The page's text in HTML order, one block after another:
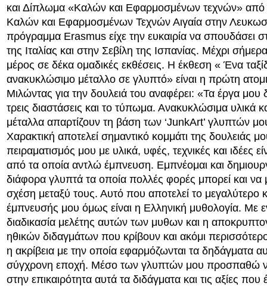
και Δίπλωμα «Καλών και Εφαρμοσμένων τεχνών» από
Καλών και Εφαρμοσμένων Τεχνών Αιγαία στην
πρόγραμμα Erasmus είχε την ευκαιρία να σπουδάσει
της Ιταλίας και στην Σεβίλη της Ισπανίας. Μέχρι σήμερα
μέρος σε δέκα ομαδικές εκθέσεις. Η έκθεση « Ένα
ανακυκλώσιμο μέταλλο σε γλυπτό» είναι η πρώτη
Μιλώντας για την δουλειά του αναφέρει: «Τα έργα μου
τρεις διαστάσεις και το τύπωμα. Ανακυκλώσιμα υλικά
μέταλλα απαρτίζουν τη βάση των ‘JunkArt’ γλυπτών
Χαρακτική αποτελεί σημαντικό κομμάτι της δουλειάς
πειραματισμός μου με υλικά, υφές, τεχνικές και ιδέες
από τα οποία αντλώ έμπνευση. Εμπνέομαι και
διάφορα γλυπτά τα οποία πολλές φορές μπορεί και να
σχέση μεταξύ τους. Αυτό που αποτελεί το μεγαλύτερο
έμπνευσής μου όμως είναι η Ελληνική μυθολογία. Με
διαδικασία μελέτης αυτών των μυθων και η
ηθικών διδαγμάτων που κρίβουν και ακόμι
η ακρίβεια με την οποία εφαρμόζωνται τα δηδάγματα
σύγχρονη εποχή. Μέσο των γλυπτών μου προσπαθώ
στην επικαιρότητα αυτά τα διδάγματα και τις αξίες